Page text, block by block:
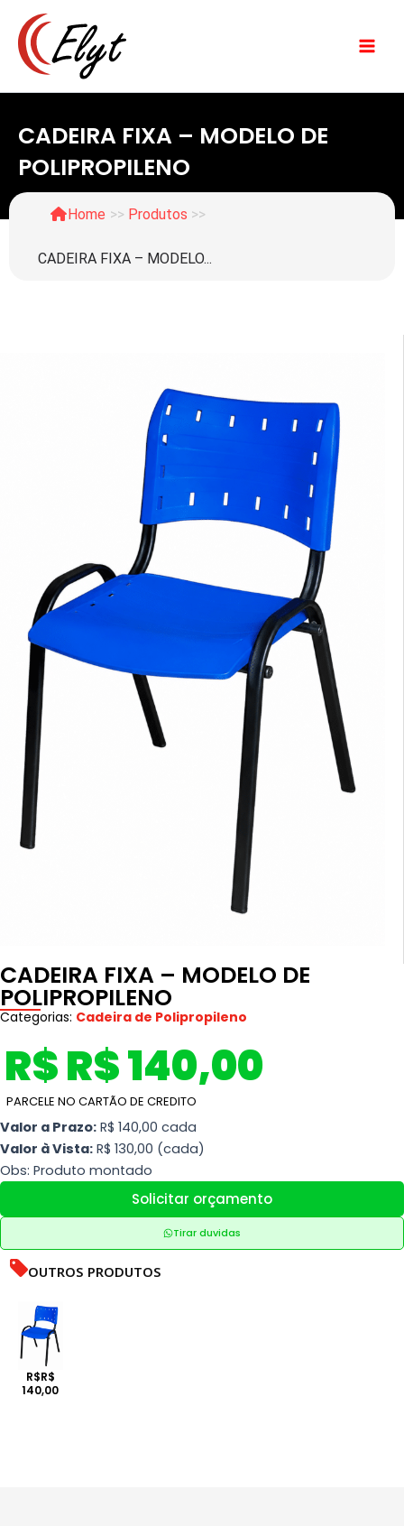
para
conteúdo
CADEIRA FIXA – MODELO DE
POLIPROPILENO
Home >> Produtos >>
CADEIRA FIXA – MODELO...
CADEIRA FIXA – MODELO DE
POLIPROPILENO
Categorias: Cadeira de Polipropileno
R$ R$ 140,00
PARCELE NO CARTÃO DE CREDITO
Valor a Prazo: R$ 140,00 cada
Valor à Vista: R$ 130,00 (cada)
Obs: Produto montado
Solicitar orçamento
Tirar duvidas
OUTROS PRODUTOS
R$R$
140,00